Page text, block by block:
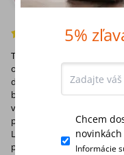
Overená
Táto kniha je druhou z
okolo troch súrodencov,
dom na hostinec pri jazere
bohatú históriu, ktorá sa
vyriešiť. Postavy sú dobre
postáv. V prvej knihe sme
Levim. Denis Hunter
príbehy odohrávajúce sa v
5%
Chcem
Informácie